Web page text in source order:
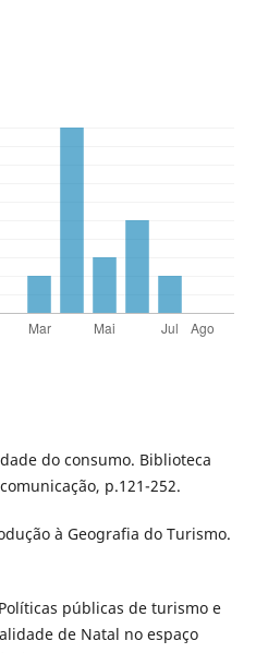
do consumo. Biblioteca
p.121-252.
à Geografia do Turismo.
públicas de turismo e
de Natal no espaço